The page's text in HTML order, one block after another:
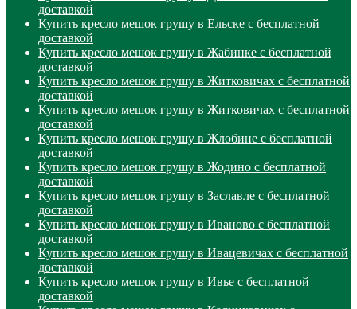
доставкой
Купить кресло мешок грушу в Ельске с бесплатной
доставкой
Купить кресло мешок грушу в Жабинке с бесплатной
доставкой
Купить кресло мешок грушу в Житковичах с бесплатной
доставкой
Купить кресло мешок грушу в Житковичах с бесплатной
доставкой
Купить кресло мешок грушу в Жлобине с бесплатной
доставкой
Купить кресло мешок грушу в Жодино с бесплатной
доставкой
Купить кресло мешок грушу в Заславле с бесплатной
доставкой
Купить кресло мешок грушу в Иваново с бесплатной
доставкой
Купить кресло мешок грушу в Ивацевичах с бесплатной
доставкой
Купить кресло мешок грушу в Ивье с бесплатной
доставкой